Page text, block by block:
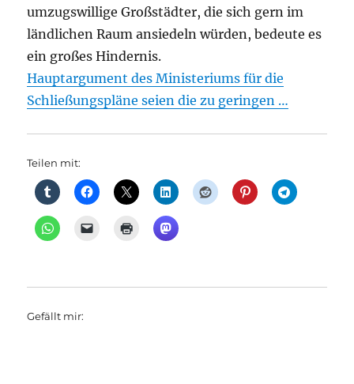
umzugswillige Großstädter, die sich gern im
ländlichen Raum ansiedeln würden, bedeute es
ein großes Hindernis.
Hauptargument des Ministeriums für die
Schließungspläne seien die zu geringen …
Teilen mit:
Gefällt mir: